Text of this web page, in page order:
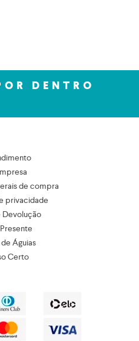
DENTRO
de compra
privacidade
Devolução
Águias
Certo